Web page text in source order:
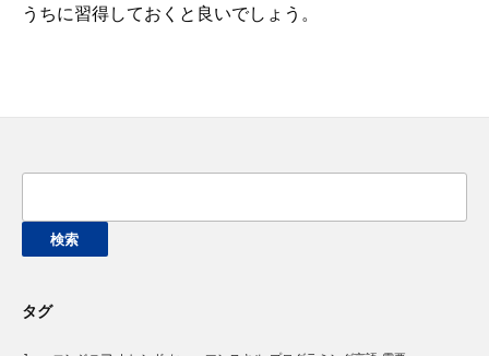
うちに習得しておくと良いでしょう。
タグ